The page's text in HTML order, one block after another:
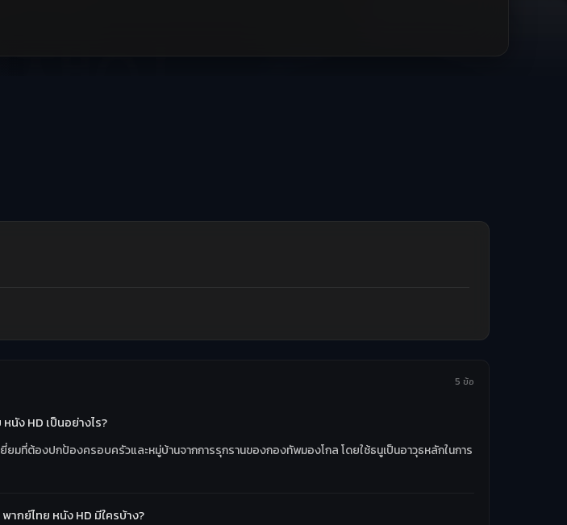
5 ข้อ
นัง HD เป็นอย่างไร?
มที่ต้องปกป้องครอบครัวและหมู่บ้านจากการรุกรานของกองทัพมองโกล โดยใช้ธนูเป็นอาวุธหลักในการ
กย์ไทย หนัง HD มีใครบ้าง?